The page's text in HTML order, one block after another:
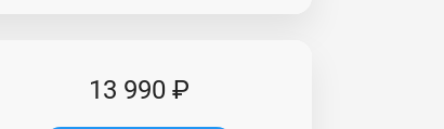
13 990 ₽